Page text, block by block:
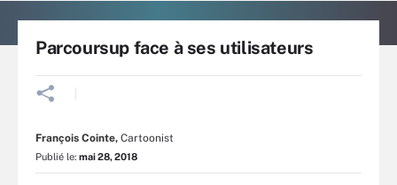
Parcoursup face à ses utilisateurs
François Cointe, Cartoonist
Publié le: mai 28, 2018